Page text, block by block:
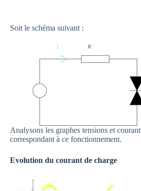
Soit le schéma suivant :
Analysons les graphes tensions et courant
correspondant à ce fonctionnement.
Evolution du courant de charge